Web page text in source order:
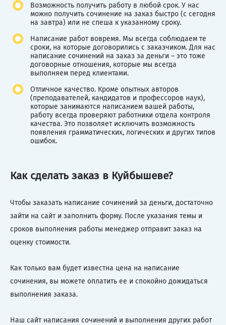
Возможность получить работу в любой срок. У нас
можно получить сочинение на заказ быстро (с сегодня
на завтра) или не спеша к указанному сроку.
Написание работ вовремя. Мы всегда соблюдаем те
сроки, на которые договорились с заказчиком. Для нас
написание сочинений на заказ за деньги – это тоже
договорные отношения, которые мы всегда
выполняем перед клиентами.
Отличное качество. Кроме опытных авторов
(преподавателей, кандидатов и профессоров наук),
которые занимаются написанием вашей работы,
работу всегда проверяют работники отдела контроля
качества. Это позволяет исключить возможность
появления грамматических, логических и других типов
ошибок.
Как сделать заказ в Куйбышеве?
Чтобы заказать написание сочинений за деньги, достаточно
зайти на сайт и заполнить форму. После указания темы и
сроков выполнения работы менеджер отправит заказ на
оценку стоимости.
Как только вам будет известна цена на написание
сочинения, вы можете оплатить ее и спокойно дожидаться
выполнения заказа.
Наш сайт написания сочинений и выполнения других работ